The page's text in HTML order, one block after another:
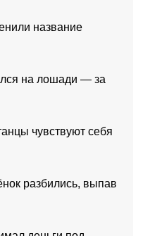
название
на лошади — за
чувствуют себя
разбились, выпав